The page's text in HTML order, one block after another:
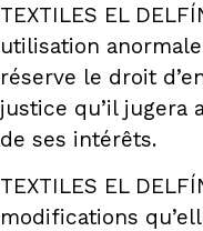
TEXTILES EL
utilisation
réserve le droit
justice qu’il jugera
de ses intérêts.
TEXTILES EL
modifications